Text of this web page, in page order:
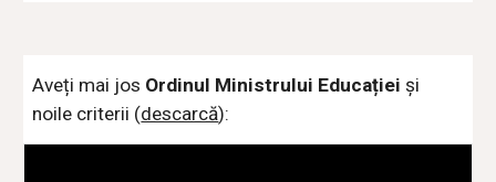
Aveți mai jos Ordinul Ministrului Educației și
noile criterii (descarcă):